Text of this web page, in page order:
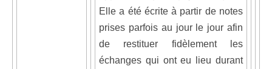
Elle a été écrite à partir de notes
prises parfois au jour le jour afin
de restituer fidèlement les
échanges qui ont eu lieu durant